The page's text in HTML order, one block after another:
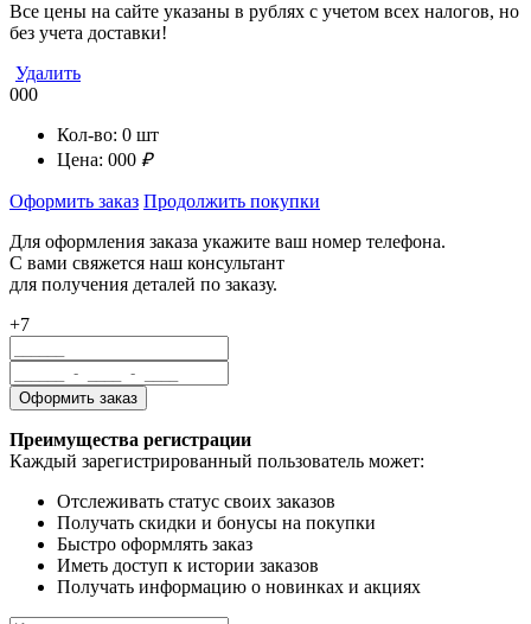
Все цены на сайте указаны в рублях с учетом всех налогов, но
без учета доставки!
Удалить
000
Кол-во: 0 шт
Цена: 000 ₽
Оформить заказ Продолжить покупки
Для оформления заказа укажите ваш номер телефона.
С вами свяжется наш консультант
для получения деталей по заказу.
+7
Преимущества регистрации
Каждый зарегистрированный пользователь может:
Отслеживать статус своих заказов
Получать скидки и бонусы на покупки
Быстро оформлять заказ
Иметь доступ к истории заказов
Получать информацию о новинках и акциях